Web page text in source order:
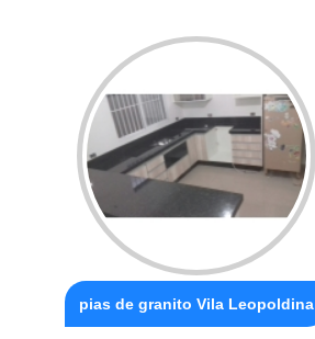
pias de granito Vila Leopoldina